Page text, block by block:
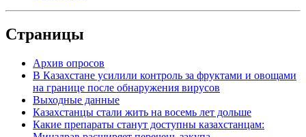
Страницы
Архив опросов
В Казахстане усилили контроль за фруктами и овощами
на границе после обнаружения вирусов
Выходные данные
Казахстанцы стали жить на восемь лет дольше
Какие препараты станут доступны казахстанцам: